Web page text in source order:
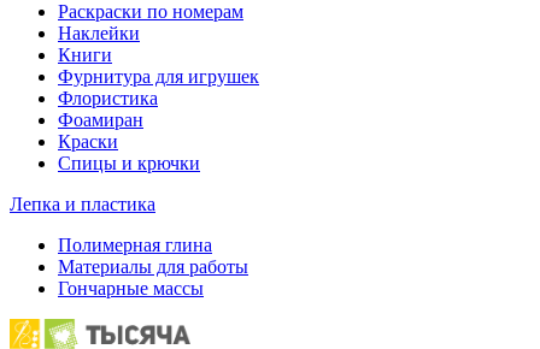
Раскраски по номерам
Наклейки
Книги
Фурнитура для игрушек
Флористика
Фоамиран
Краски
Спицы и крючки
Лепка и пластика
Полимерная глина
Материалы для работы
Гончарные массы